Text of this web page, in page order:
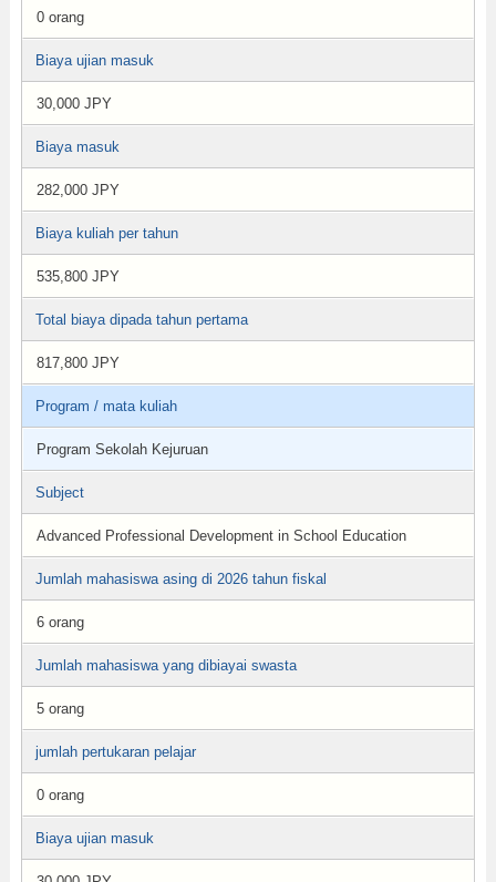
0 orang
Biaya ujian masuk
30,000 JPY
Biaya masuk
282,000 JPY
Biaya kuliah per tahun
535,800 JPY
Total biaya dipada tahun pertama
817,800 JPY
Program / mata kuliah
Program Sekolah Kejuruan
Subject
Advanced Professional Development in School Education
Jumlah mahasiswa asing di 2026 tahun fiskal
6 orang
Jumlah mahasiswa yang dibiayai swasta
5 orang
jumlah pertukaran pelajar
0 orang
Biaya ujian masuk